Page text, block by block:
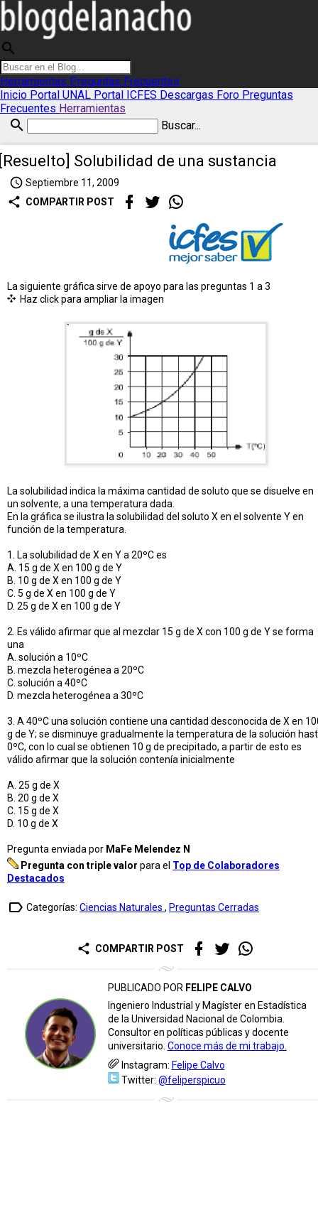
search
Herramientas Preguntas Frecuentes
Inicio Portal UNAL Portal ICFES Descargas Foro Preguntas
Frecuentes Herramientas
search Buscar...
Solubilidad de una sustancia
access_time Septiembre 11, 2009
share COMPARTIR POST
La siguiente gráfica sirve de apoyo para las preguntas 1 a 3
Haz click para ampliar la imagen
La solubilidad indica la máxima cantidad de soluto que se disuelve en
un solvente, a una temperatura dada.
En la gráfica se ilustra la solubilidad del soluto X en el solvente Y en
función de la temperatura.
1. La solubilidad de X en Y a 20ºC es
A. 15 g de X en 100 g de Y
B. 10 g de X en 100 g de Y
C. 5 g de X en 100 g de Y
D. 25 g de X en 100 g de Y
2. Es válido afirmar que al mezclar 15 g de X con 100 g de Y se forma
una
A. solución a 10ºC
B. mezcla heterogénea a 20ºC
C. solución a 40ºC
D. mezcla heterogénea a 30ºC
3. A 40ºC una solución contiene una cantidad desconocida de X en
g de Y; se disminuye gradualmente la temperatura de la solución
0ºC, con lo cual se obtienen 10 g de precipitado, a partir de esto es
válido afirmar que la solución contenía inicialmente
A. 25 g de X
B. 20 g de X
C. 15 g de X
D. 10 g de X
Pregunta enviada por MaFe Melendez N
Pregunta con triple valor para el Top de Colaboradores
Destacados
label_outline Categorías: Ciencias Naturales , Preguntas Cerradas
share COMPARTIR POST
PUBLICADO POR FELIPE CALVO
Ingeniero Industrial y Magíster en Estadística
de la Universidad Nacional de Colombia.
Consultor en políticas públicas y docente
universitario. Conoce más de mi trabajo.
Instagram: Felipe Calvo
Twitter: @feliperspicuo